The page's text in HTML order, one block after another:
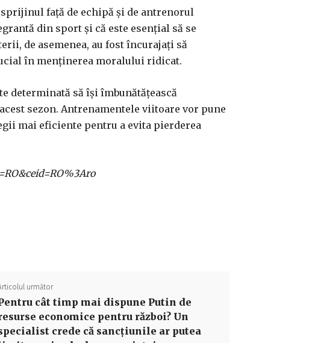
față de echipă și de antrenorul
din sport și că este esențial să se
de asemenea, au fost încurajați să
în menținerea moralului ridicat.
determinată să își îmbunătățească
sezon. Antrenamentele viitoare vor pune
mai eficiente pentru a evita pierderea
următor
cât timp mai dispune Putin de
economice pentru război? Un
crede că sancțiunile ar putea